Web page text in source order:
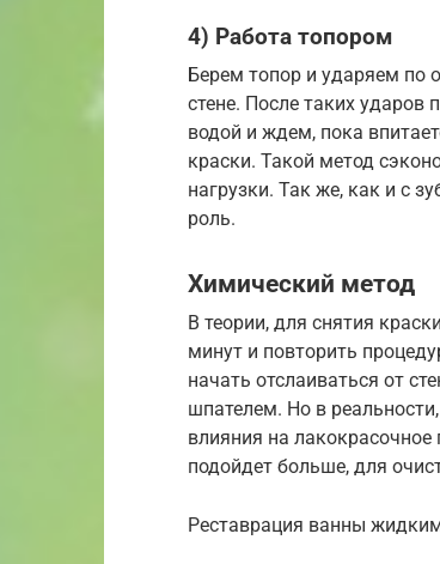
4) Работа топором
Берем топор и ударяем по
стене. После таких ударов
водой и ждем, пока
краски. Такой метод
нагрузки. Так же, как и с
роль.
Химический метод
В теории, для снятия
минут и повторить
начать отслаиваться от
шпателем. Но в
влияния на
подойдет больше, для
Реставрация ванны